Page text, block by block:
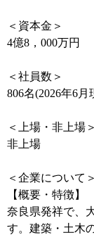
＜資本金＞
4億8，000万円
＜社員数＞
806名(2026年6月
＜上場・非上場＞
非上場
＜企業について＞
【概要・特徴】
奈良県発祥で、
す。建築・土木